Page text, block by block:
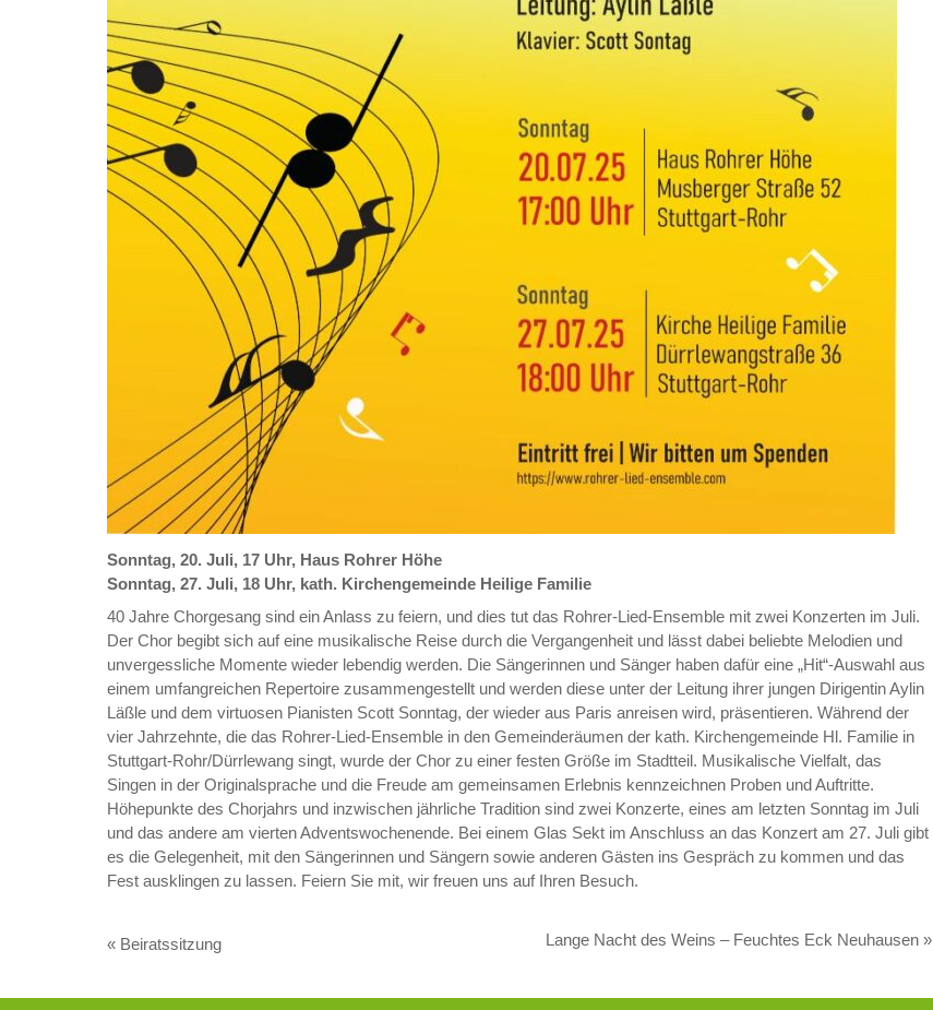
Sonntag, 20. Juli, 17 Uhr, Haus Rohrer Höhe
Sonntag, 27. Juli, 18 Uhr, kath. Kirchengemeinde Heilige Familie
40 Jahre Chorgesang sind ein Anlass zu feiern, und dies tut das Rohrer-Lied-Ensemble mit zwei Konzerten im Juli.
Der Chor begibt sich auf eine musikalische Reise durch die Vergangenheit und lässt dabei beliebte Melodien und
unvergessliche Momente wieder lebendig werden. Die Sängerinnen und Sänger haben dafür eine „Hit“-Auswahl aus
einem umfangreichen Repertoire zusammengestellt und werden diese unter der Leitung ihrer jungen Dirigentin Aylin
Läßle und dem virtuosen Pianisten Scott Sonntag, der wieder aus Paris anreisen wird, präsentieren. Während der
vier Jahrzehnte, die das Rohrer-Lied-Ensemble in den Gemeinderäumen der kath. Kirchengemeinde Hl. Familie in
Stuttgart-Rohr/Dürrlewang singt, wurde der Chor zu einer festen Größe im Stadtteil. Musikalische Vielfalt, das
Singen in der Originalsprache und die Freude am gemeinsamen Erlebnis kennzeichnen Proben und Auftritte.
Höhepunkte des Chorjahrs und inzwischen jährliche Tradition sind zwei Konzerte, eines am letzten Sonntag im Juli
und das andere am vierten Adventswochenende. Bei einem Glas Sekt im Anschluss an das Konzert am 27. Juli gibt
es die Gelegenheit, mit den Sängerinnen und Sängern sowie anderen Gästen ins Gespräch zu kommen und das
Fest ausklingen zu lassen. Feiern Sie mit, wir freuen uns auf Ihren Besuch.
« Beiratssitzung Lange Nacht des Weins – Feuchtes Eck Neuhausen »